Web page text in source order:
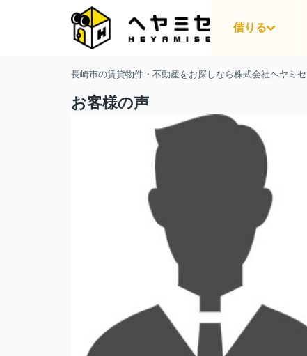
借りる
長崎市の賃貸物件・不動産をお探しなら株式会社ヘヤミセ
お客様の声